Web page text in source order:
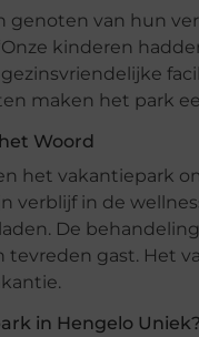
genoten van hun
kinderen
maken het park
Woord
het vakantiepark
verblijf in de
De
tevreden gast. Het
in Hengelo Uniek?